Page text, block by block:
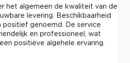
het algemeen de kwaliteit van de
levering. Beschikbaarheid
positief genoemd. De service
en professioneel, wat
positieve algehele ervaring.